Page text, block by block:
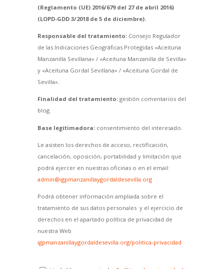
(Reglamento (UE) 2016/679 del 27 de abril 2016)
(LOPD-GDD 3/2018 de 5 de diciembre).
Responsable del tratamiento:Consejo Regulador
de las Indicaciones Geográficas Protegidas «Aceituna
Manzanilla Sevillana» / «Aceituna Manzanilla de Sevilla»
y «Aceituna Gordal Sevillana» / «Aceituna Gordal de
Sevilla».
Finalidad del tratamiento:gestión comentarios del
blog.
Base legitimadora:consentimiento del interesado.
Le asisten los derechos de acceso, rectificación,
cancelación, oposición, portabilidad y limitación que
podrá ejercer en nuestras oficinas o en el email:
admin@igpmanzanillaygordaldesevilla.org
Podrá obtener información ampliada sobre el
tratamiento de sus datos personales y el ejercicio de
derechos en el apartado política de privacidad de
nuestra Web
igpmanzanillaygordaldesevilla.org/politica-privacidad